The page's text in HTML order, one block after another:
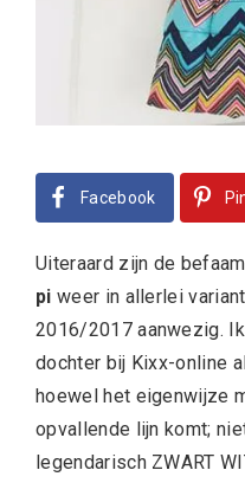
Facebook
Uiteraard zijn de
pi weer in allerlei
2016/2017 aanwezig.
dochter bij Kixx-online
hoewel het eigenwijze
opvallende lijn komt;
legendarisch ZWART